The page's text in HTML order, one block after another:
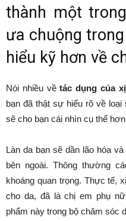
thành một
ưa chuộng
hiểu kỹ hơn về
Nói nhiều vềtác dụng của
bạn đã thật sự hiểu rõ về
sẽ cho bạn cái nhìn cụ thể
Làn da bạn sẽ dần lão hóa
bên ngoài. Thông thường
khoáng quan trọng. Thực tế,
cho da, đã là chị em phụ
phẩm này trong bộ chăm sóc